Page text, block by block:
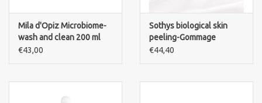
Mila d'Opiz Microbiome-
wash and clean 200 ml
€43,00
Sothys biological skin
peeling-Gommage
Exfoliant Visage
€44,40